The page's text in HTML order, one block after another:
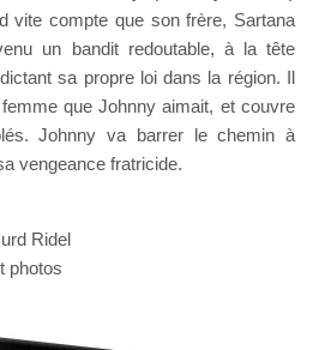
vite compte que son frère, Sartana
un bandit redoutable, à la tête
sa propre loi dans la région. Il
que Johnny aimait, et couvre
Johnny va barrer le chemin à
vengeance fratricide.
Ridel
photos